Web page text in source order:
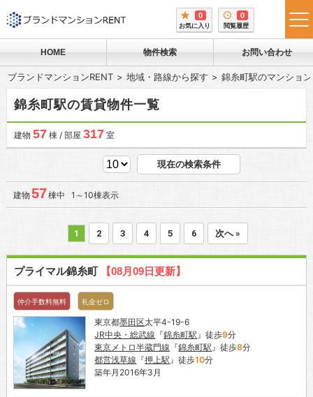
0
お気に入り
0
閲覧履歴
HOME 物件検索 お問い合わせ
ブランドマンションRENT 地域・路線から探す 錦糸町駅のマンショ
錦糸町駅の賃貸物件一覧
建物 57 棟 / 部屋 317 室
現在の検索条件
建物 57棟中 1～10棟表示
1 2 3 4 5 6 次へ »
プライマル錦糸町 【08月09日更新】
仲介手数料無料 礼金ゼロ
東京都墨田区太平4-19-6
JR中央・総武線 『錦糸町駅』徒歩9分
東京メトロ半蔵門線 『錦糸町駅』徒歩8分
都営浅草線 『押上駅』徒歩10分
築年月2016年3月